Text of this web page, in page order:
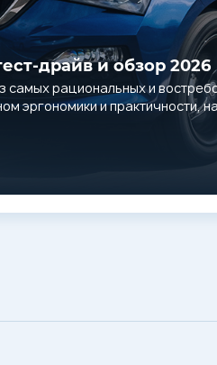
драйв и обзор 2026
самых рациональных и
эргономики и